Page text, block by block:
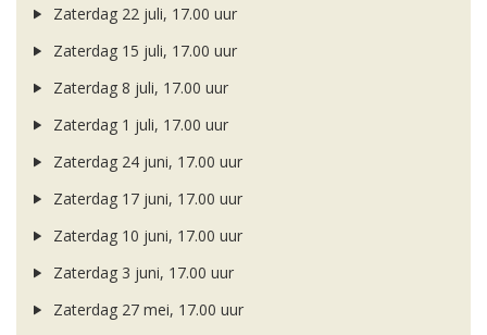
Zaterdag 22 juli, 17.00 uur
Zaterdag 15 juli, 17.00 uur
Zaterdag 8 juli, 17.00 uur
Zaterdag 1 juli, 17.00 uur
Zaterdag 24 juni, 17.00 uur
Zaterdag 17 juni, 17.00 uur
Zaterdag 10 juni, 17.00 uur
Zaterdag 3 juni, 17.00 uur
Zaterdag 27 mei, 17.00 uur